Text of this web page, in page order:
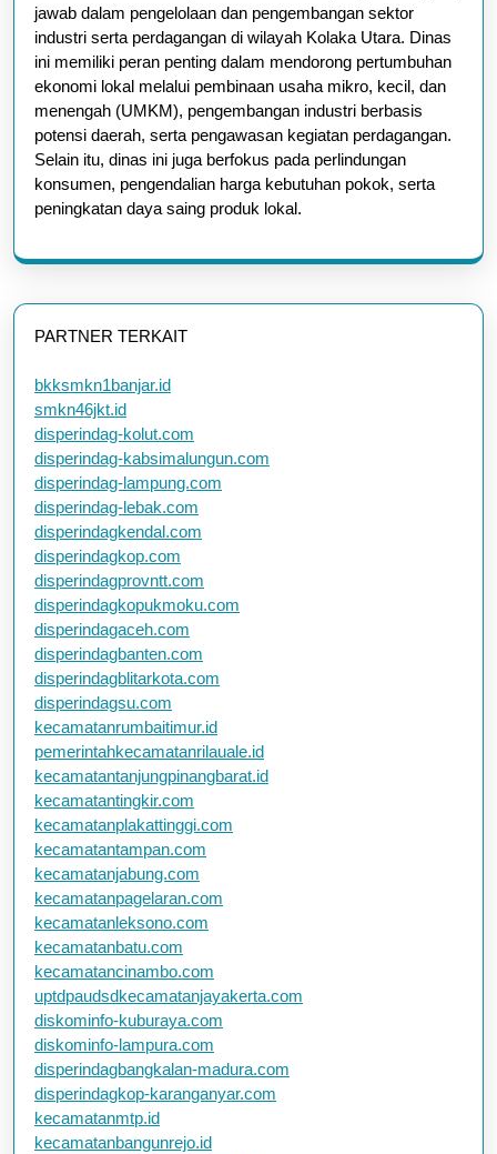
jawab dalam pengelolaan dan pengembangan sektor
industri serta perdagangan di wilayah Kolaka Utara. Dinas
ini memiliki peran penting dalam mendorong pertumbuhan
ekonomi lokal melalui pembinaan usaha mikro, kecil, dan
menengah (UMKM), pengembangan industri berbasis
potensi daerah, serta pengawasan kegiatan perdagangan.
Selain itu, dinas ini juga berfokus pada perlindungan
konsumen, pengendalian harga kebutuhan pokok, serta
peningkatan daya saing produk lokal.
PARTNER TERKAIT
bkksmkn1banjar.id
smkn46jkt.id
disperindag-kolut.com
disperindag-kabsimalungun.com
disperindag-lampung.com
disperindag-lebak.com
disperindagkendal.com
disperindagkop.com
disperindagprovntt.com
disperindagkopukmoku.com
disperindagaceh.com
disperindagbanten.com
disperindagblitarkota.com
disperindagsu.com
kecamatanrumbaitimur.id
pemerintahkecamatanrilauale.id
kecamatantanjungpinangbarat.id
kecamatantingkir.com
kecamatanplakattinggi.com
kecamatantampan.com
kecamatanjabung.com
kecamatanpagelaran.com
kecamatanleksono.com
kecamatanbatu.com
kecamatancinambo.com
uptdpaudsdkecamatanjayakerta.com
diskominfo-kuburaya.com
diskominfo-lampura.com
disperindagbangkalan-madura.com
disperindagkop-karanganyar.com
kecamatanmtp.id
kecamatanbangunrejo.id